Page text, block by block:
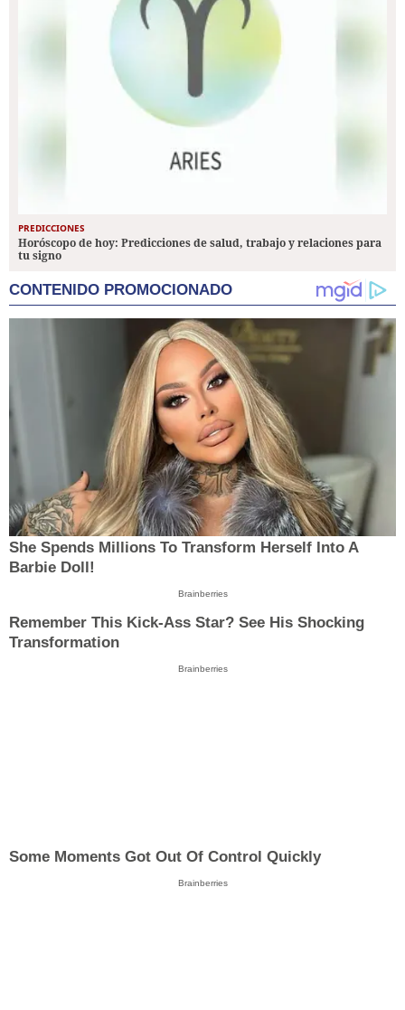
PREDICCIONES
Horóscopo de hoy: Predicciones de salud, trabajo y relaciones para
tu signo
CONTENIDO PROMOCIONADO
She Spends Millions To Transform Herself Into A
Barbie Doll!
Brainberries
Remember This Kick-Ass Star? See His Shocking
Transformation
Brainberries
Some Moments Got Out Of Control Quickly
Brainberries